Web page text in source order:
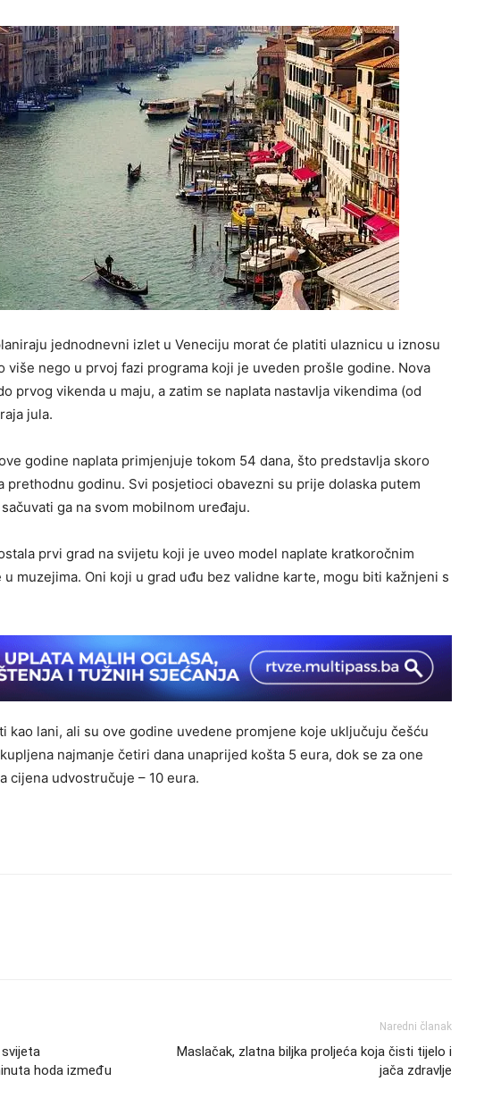
jednodnevni izlet u Veneciju morat će platiti ulaznicu u iznosu
više nego u prvoj fazi programa koji je uveden prošle godine. Nova
prvog vikenda u maju, a zatim se naplata nastavlja vikendima (od
jula.
godine naplata primjenjuje tokom 54 dana, što predstavlja skoro
prethodnu godinu. Svi posjetioci obavezni su prije dolaska putem
ga na svom mobilnom uređaju.
prvi grad na svijetu koji je uveo model naplate kratkoročnim
muzejima. Oni koji u grad uđu bez validne karte, mogu biti kažnjeni s
kao lani, ali su ove godine uvedene promjene koje uključuju češću
najmanje četiri dana unaprijed košta 5 eura, dok se za one
cijena udvostručuje – 10 eura.
hoda između
Naredni članak
Maslačak, zlatna biljka proljeća koja čisti tijelo i
jača zdravlje